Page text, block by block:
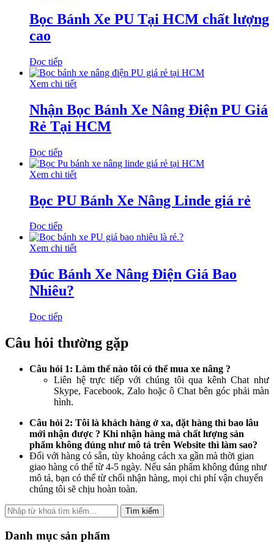
Bọc Bánh Xe PU Tại HCM chất lượng
cao
Đọc tiếp
Xem chi tiết
Nhận Bọc Bánh Xe Nâng Điện PU Giá
Rẻ Tại HCM
Đọc tiếp
Xem chi tiết
Bọc PU Bánh Xe Nâng Linde giá rẻ
Đọc tiếp
Xem chi tiết
Đúc Bánh Xe Nâng Điện Giá Bao
Nhiêu?
Đọc tiếp
Câu hỏi thường gặp
Câu hỏi 1: Làm thế nào tôi có thể mua xe nâng ?
Liên hệ trực tiếp với chúng tôi qua kênh Chat như
Skype, Facebook, Zalo hoặc ô Chat bên góc phải màn
hình.
Câu hỏi 2: Tôi là khách hàng ở xa, đặt hàng thì bao lâu
mới nhận được ? Khi nhận hàng mà chất lượng sản
phẩm không đúng như mô tả trên Website thì làm sao?
Đối với hàng có sẵn, tùy khoảng cách xa gần mà thời gian
giao hàng có thể từ 4-5 ngày. Nếu sản phẩm không đúng như
mô tả, bạn có thể từ chối nhận hàng, mọi chi phí vận chuyển
chúng tôi sẽ chịu hoàn toàn.
Tìm kiếm
Danh mục sản phẩm